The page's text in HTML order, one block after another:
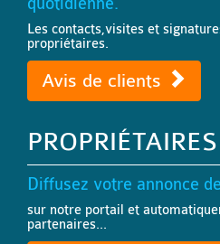
Les contacts,visites et
propriétaires.
Avis de clients
PROPRIÉTAIRES
Diffusez votre annonce
sur notre portail et
partenaires...